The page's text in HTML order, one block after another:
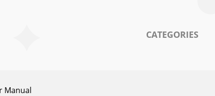
CATEGORIES
Manual